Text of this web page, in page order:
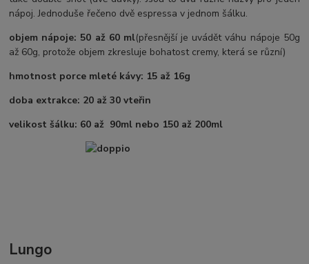
nápoj. Jednoduše řečeno dvě espressa v jednom šálku.
objem nápoje: 50 až 60 ml(přesnější je uvádět váhu nápoje 50g
až 60g, protože objem zkresluje bohatost cremy, která se různí)
hmotnost porce mleté kávy: 15 až 16g
doba extrakce: 20 až 30 vteřin
velikost šálku: 60 až 90ml nebo 150 až 200ml
Lungo